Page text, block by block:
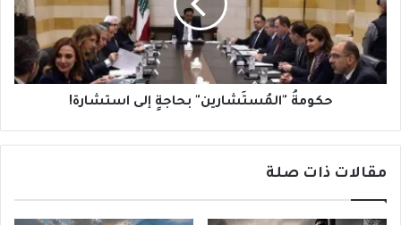
استشارة!
حكومةُ "المُستَشارين" بحاجةٍ إلى استشارة!
مقالات ذات صلة